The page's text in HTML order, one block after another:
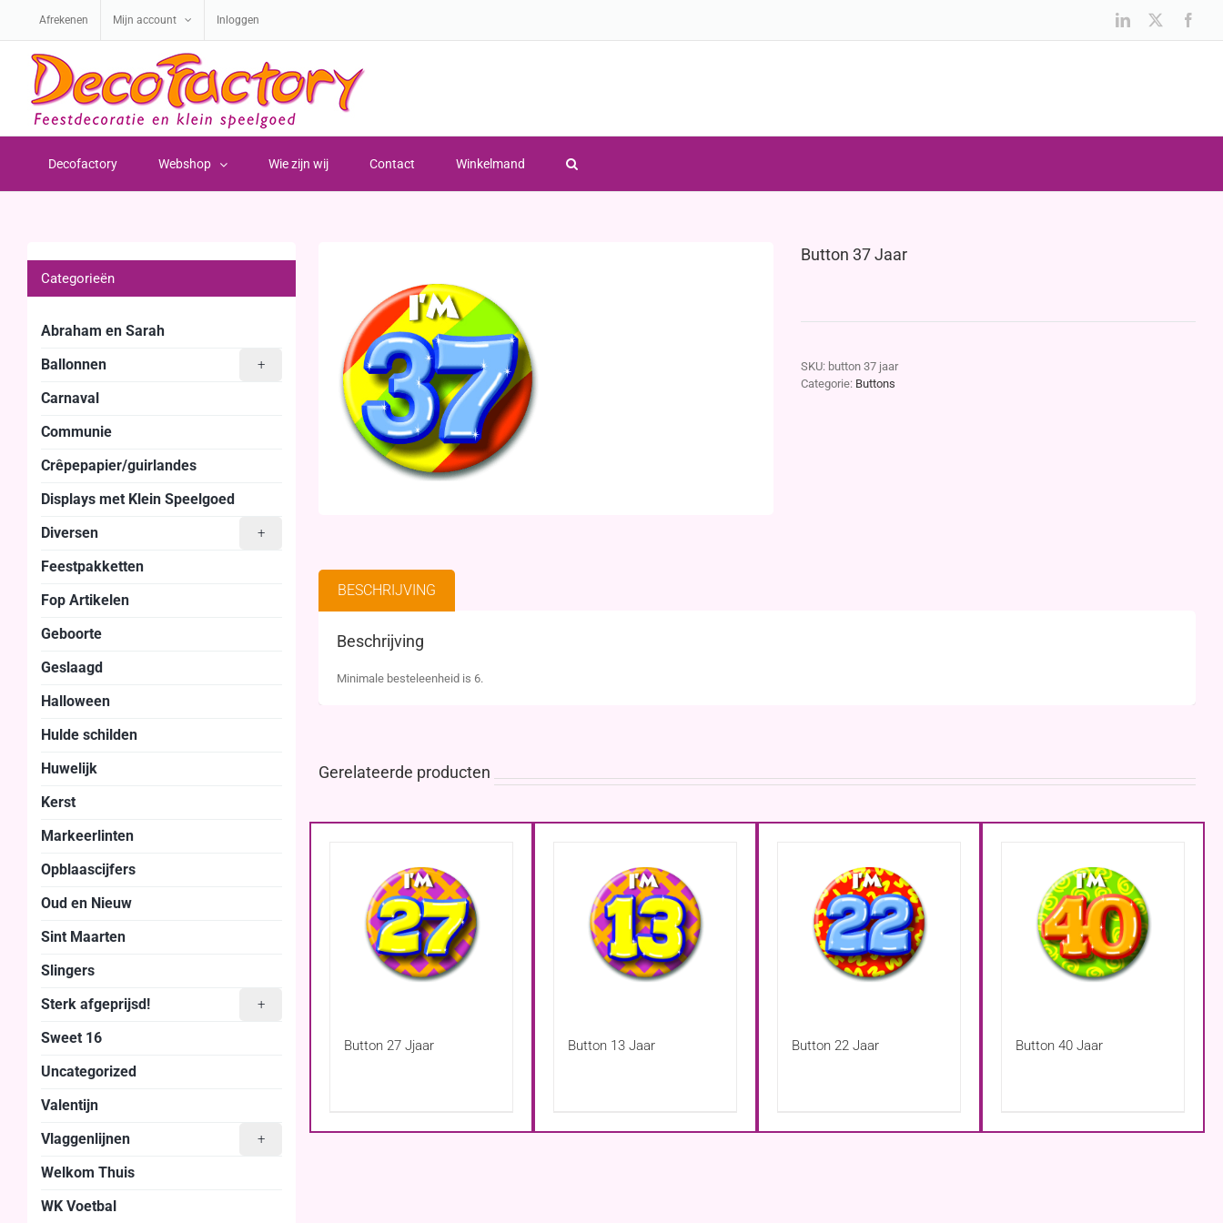
inhoud
Afrekenen Mijn account Inloggen LinkedIn
Decofactory Webshop Wie zijn wij Contact Winkelmand
Button 37 Jaar
SKU: button 37 jaar
Categorie: Buttons
BESCHRIJVING
Beschrijving
Minimale besteleenheid is 6.
Gerelateerde producten
Button 27 Jjaar Button 13 Jaar Button 22 Jaar Button 40 Jaar
Categorieën
Abraham en Sarah
+
Ballonnen
Carnaval
Communie
Crêpepapier/guirlandes
Displays met Klein Speelgoed
+
Diversen
Feestpakketten
Fop Artikelen
Geboorte
Geslaagd
Halloween
Hulde schilden
Huwelijk
Kerst
Markeerlinten
Opblaascijfers
Oud en Nieuw
Sint Maarten
Slingers
+
Sterk afgeprijsd!
Sweet 16
Uncategorized
Valentijn
+
Vlaggenlijnen
Welkom Thuis
WK Voetbal